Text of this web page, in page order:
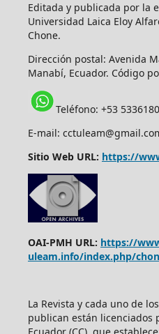
Editada y publicada por la
Universidad Laica Eloy
Chone.
Dirección postal: Avenida
Manabí, Ecuador. Código
Teléfono: +53
E-mail:
Sitio Web URL: https://
OAI-PMH URL: https://
uleam.info/index.php/
La Revista y cada uno de
publican están licenciados